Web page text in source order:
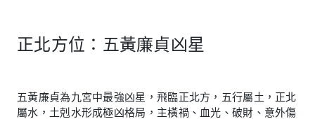
正北方位：五黃廉貞凶星
五黃廉貞為九宮中最強凶星，飛臨正北方，五行屬土，正北
屬水，土剋水形成極凶格局，主橫禍、血光、破財、意外傷